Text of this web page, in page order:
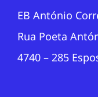
EB António
Rua Poeta
4740 – 285